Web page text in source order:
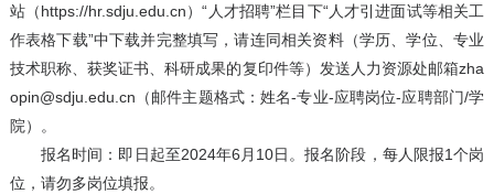
站（https://hr.sdju.edu.cn）“人才招聘”栏目下“人才引进面试等相关工
作表格下载”中下载并完整填写，请连同相关资料（学历、学位、专业
技术职称、获奖证书、科研成果的复印件等）发送人力资源处邮箱zha
opin@sdju.edu.cn（邮件主题格式：姓名-专业-应聘岗位-应聘部门/学
院）。
报名时间：即日起至2024年6月10日。报名阶段，每人限报1个岗
位，请勿多岗位填报。